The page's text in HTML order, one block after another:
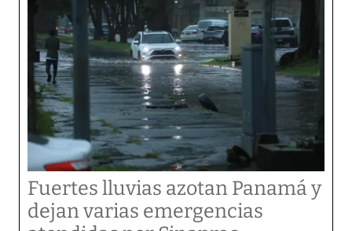
Fuertes lluvias azotan Panamá y
dejan varias emergencias